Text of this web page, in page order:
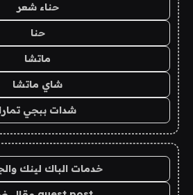
حناء شعر
حنا
ماتشا
شاي ماتشا
شدات ببجي تمارا
خدمات الباك لينك